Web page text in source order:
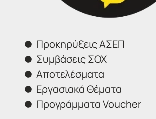
Δείτε αναλυτικά την ανακοίνωση
Επικοινωνήστε μαζί μας
IDEA
Προκηρύξεις ΑΣΕΠ
Συμβάσεις ΣΟΧ
Αποτελέσματα
Εργασιακά Θέματα
Προγράμματα Voucher